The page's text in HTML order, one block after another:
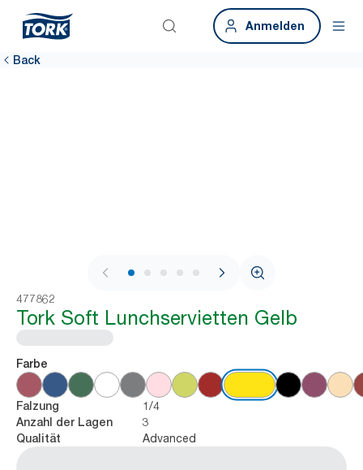
Anmelden
Back
1 / 7
477862
Tork Soft Lunchservietten Gelb
Farbe
Falzung 1/4
Anzahl der Lagen 3
Qualität Advanced